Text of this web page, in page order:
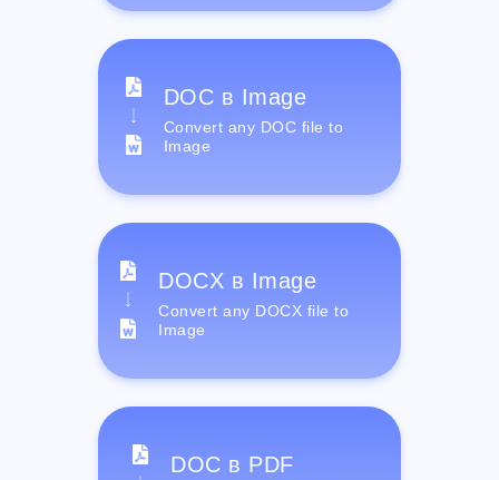
DOC в Image
Convert any DOC file to
Image
DOCX в Image
Convert any DOCX file to
Image
DOC в PDF